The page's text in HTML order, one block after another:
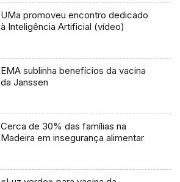
UMa promoveu encontro dedicado
à Inteligência Artificial (vídeo)
EMA sublinha benefícios da vacina
da Janssen
Cerca de 30% das famílias na
Madeira em insegurança alimentar